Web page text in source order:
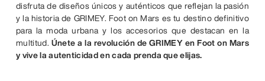
disfruta de diseños únicos y auténticos que reflejan la pasión
y la historia de GRIMEY. Foot on Mars es tu destino definitivo
para la moda urbana y los accesorios que destacan en la
multitud. Únete a la revolución de GRIMEY en Foot on Mars
y vive la autenticidad en cada prenda que elijas.